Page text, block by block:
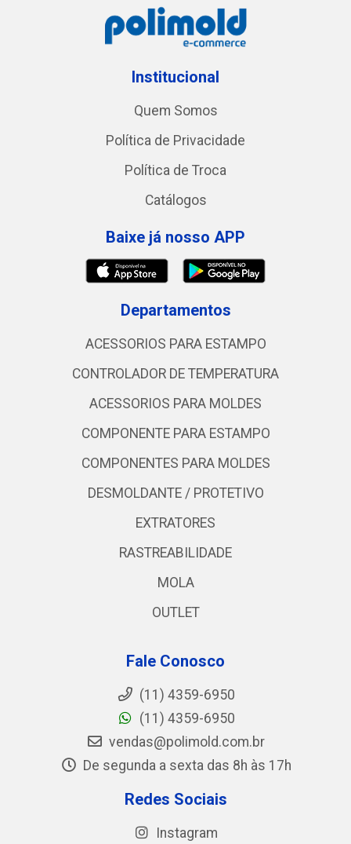
Institucional
Quem Somos
Política de Privacidade
Política de Troca
Catálogos
Baixe já nosso APP
Departamentos
ACESSORIOS PARA ESTAMPO
CONTROLADOR DE TEMPERATURA
ACESSORIOS PARA MOLDES
COMPONENTE PARA ESTAMPO
COMPONENTES PARA MOLDES
DESMOLDANTE / PROTETIVO
EXTRATORES
RASTREABILIDADE
MOLA
OUTLET
Fale Conosco
(11) 4359-6950
(11) 4359-6950
vendas@polimold.com.br
De segunda a sexta das 8h às 17h
Redes Sociais
Instagram